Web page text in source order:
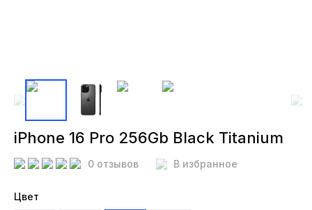
iPhone 16 Pro 256Gb Black Titanium
0 отзывов В избранное
Цвет